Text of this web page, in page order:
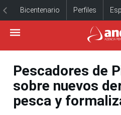
Bicentenario Perfiles
Pescadores de
sobre nuevos
pesca y